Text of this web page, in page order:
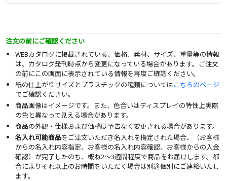
注文の前にご確認ください
WEBカタログに掲載されている、価格、素材、サイズ、重量等の情報
は、カタログ発刊時点から変更になっている場合があります。ご注文
の前にこの画面に表示されている情報を再度ご確認ください。
紙の仕上がりサイズとプラスチックの種類についてはこちらのページ
でご確認ください。
商品画像はイメージです。また、色合いはディスプレイの特性上実際
の色と異なって見える場合があります。
商品の外観・仕様および価格は予告なく変更される場合があります。
名入れ可能商品をご注文いただき名入れを指定された場合、（お客様
からの名入れ内容指定、お客様の名入れ内容確認、お客様からの入金
確認）が完了したのち、概ね2～3週間程度で商品をお届けします。都
合によりそれ以上のお時間をいただく場合は別途個別にご連絡いたし
ます。